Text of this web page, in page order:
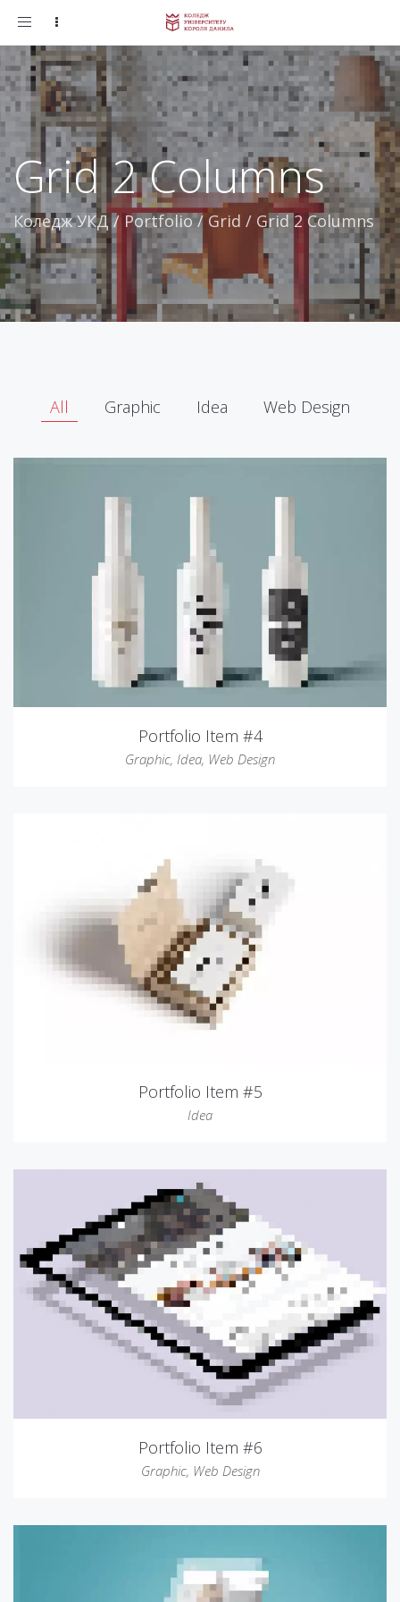
Toggle
Grid 2 Columns
Коледж УКД/ Portfolio/ Grid / Grid 2 Columns
All Graphic Idea Web Design
Portfolio Item #4
Graphic, Idea, Web Design
Portfolio Item #5
Idea
Portfolio Item #6
Graphic, Web Design